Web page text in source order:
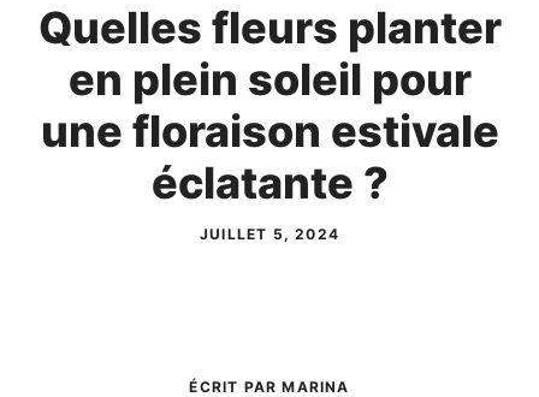
Quelles fleurs planter
en plein soleil pour
une floraison estivale
éclatante ?
JUILLET 5, 2024
ÉCRIT PAR MARINA